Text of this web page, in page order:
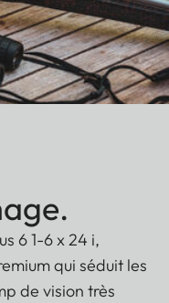
6 1-6 x 24 i,
qui séduit les
de vision très